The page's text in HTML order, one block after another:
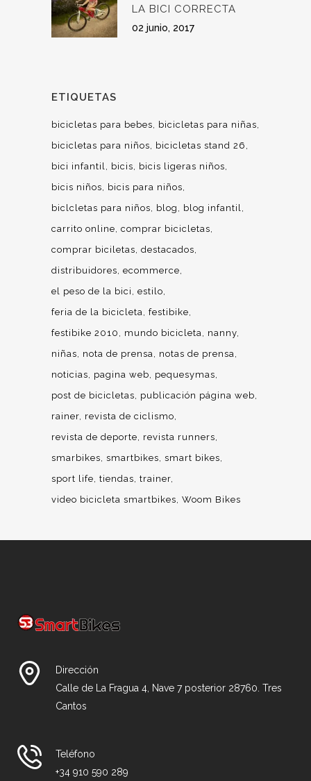
LA BICI CORRECTA
02 junio, 2017
ETIQUETAS
bicicletas para bebes
bicicletas para niñas
bicicletas para niños
bicicletas stand 26
bici infantil
bicis
bicis ligeras niños
bicis niños
bicis para niños
biclcletas para niños
blog
blog infantil
carrito online comprar bicicletas
comprar biciletas destacados
distribuidores ecommerce
el peso de la bici
estilo
feria de la bicicleta
festibike
festibike 2010
mundo bicicleta
nanny
niñas
nota de prensa
notas de prensa
noticias
pagina web
pequesymas
post de bicicletas
publicación página web
rainer revista de ciclismo
revista de deporte
revista runners
smarbikes smartbikes smart bikes
sport life tiendas trainer
video bicicleta smartbikes Woom Bikes
Dirección
Calle de La Fragua 4, Nave 7 posterior 28760. Tres
Cantos
Teléfono
+34 910 590 289